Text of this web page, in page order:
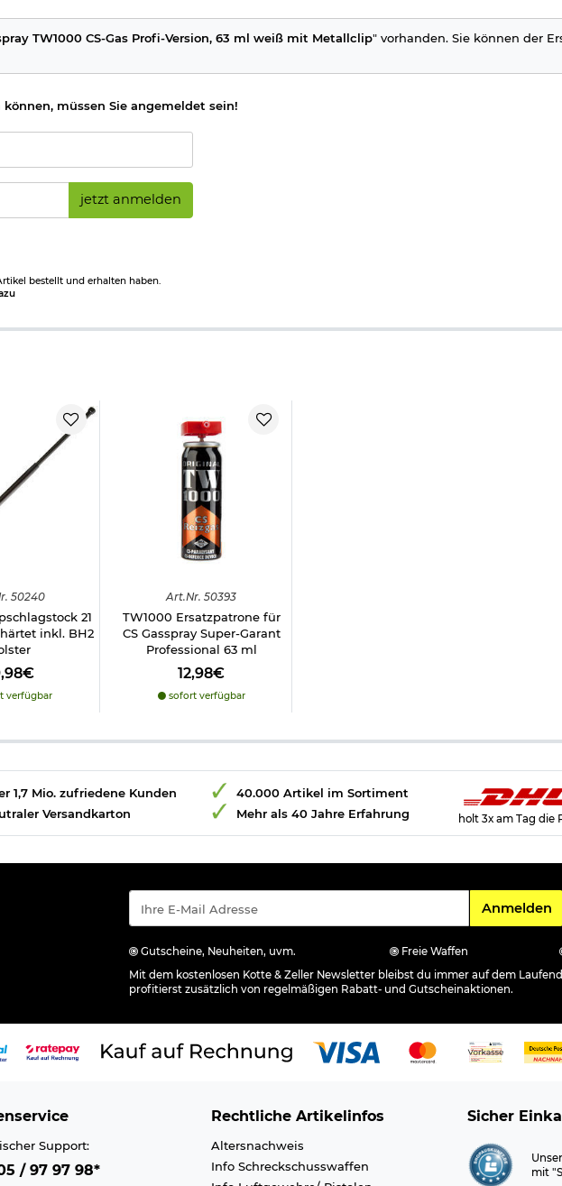
(GHS/CLP-Verordnung)
TW1000 CS-Gas Profi-Version, 63 ml weiß mit Metallclip" vorhanden. Sie können der
müssen Sie angemeldet sein!
jetzt anmelden
bestellt und erhalten haben.
50240
21
inkl. BH2
verfügbar
Art.Nr. 50393
TW1000 Ersatzpatrone für
CS Gasspray Super-Garant
Professional 63 ml
12,98€
sofort verfügbar
1,7 Mio. zufriedene Kunden
Versandkarton
40.000 Artikel im Sortiment
Mehr als 40 Jahre Erfahrung
holt 3x am Tag die
Für den
Anmelden
Gutscheine, Neuheiten, uvm. Freie Waffen
Mit dem kostenlosen Kotte & Zeller Newsletter bleibst du immer auf dem
profitierst zusätzlich von regelmäßigen Rabatt- und Gutscheinaktionen.
Support:
/ 97 97 98*
Rechtliche Artikelinfos
Altersnachweis
Info Schreckschusswaffen
Sicher
mit